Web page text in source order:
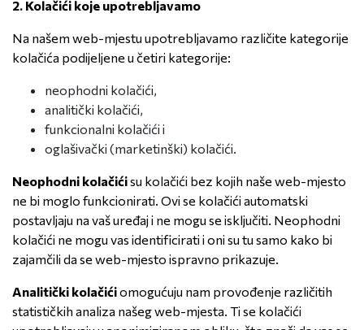
2. Kolačići koje upotrebljavamo
Na našem web-mjestu upotrebljavamo različite kategorije
kolačića podijeljene u četiri kategorije:
neophodni kolačići,
analitički kolačići,
funkcionalni kolačići i
oglašivački (marketinški) kolačići.
Neophodni kolačićisu kolačići bez kojih naše web-mjesto
ne bi moglo funkcionirati. Ovi se kolačići automatski
postavljaju na vaš uređaj i ne mogu se isključiti. Neophodni
kolačići ne mogu vas identificirati i oni su tu samo kako bi
zajamčili da se web-mjesto ispravno prikazuje.
Analitički kolačićiomogućuju nam provođenje različitih
statističkih analiza našeg web-mjesta. Ti se kolačići